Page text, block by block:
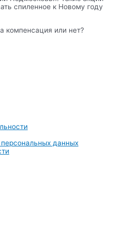
спиленное к Новому году
компенсация или нет?
данных